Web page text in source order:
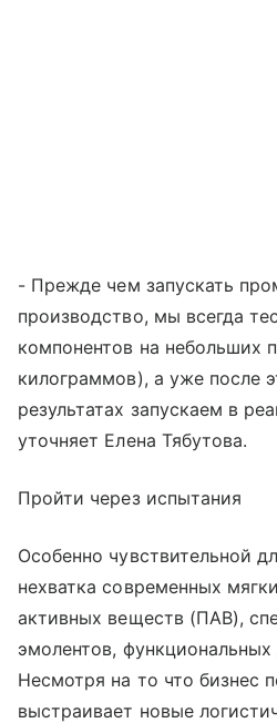
- Прежде чем запускать
производство, мы всегда
компонентов на небольших
килограммов), а уже после
результатах запускаем в
уточняет Елена Тябутова.
Пройти через испытания
Особенно чувствительной
нехватка современных
активных веществ (ПАВ),
эмолентов,
Несмотря на то что бизнес
выстраивает новые